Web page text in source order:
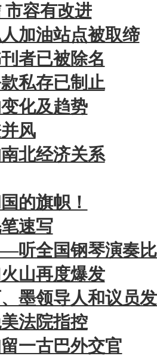
市容有改进
加油站点被取缔
者已被除名
私存已制止
化及趋势
风
北经济关系
的旗帜！
速写
听全国钢琴演奏
山再度爆发
墨领导人和议员
法院指控
一古巴外交官